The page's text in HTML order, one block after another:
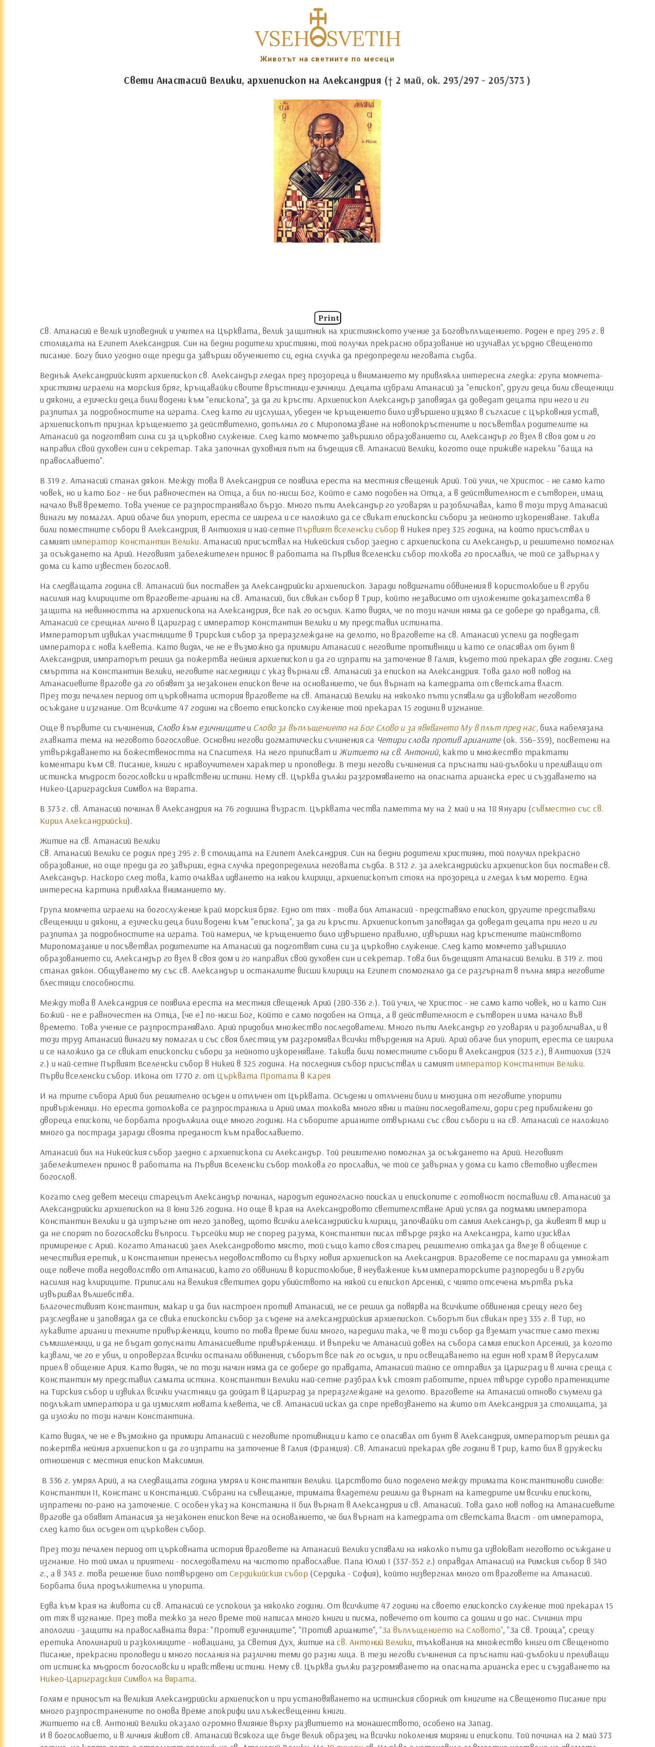
Животът на светиите по месеци
Свети Анастасий Велики, архиепископ на Александрия († 2 май, ок. 293/297 - 205/373 )
Print
Св. Атанасий е велик изповедник и учител на Църквата, велик защитник на християнското учение за Боговъплъщението. Роден е през 295 г. в
столицата на Египет Александрия. Син на бедни родители християни, той получил прекрасно образование но изучавал усърдно Свещеното
писание. Богу било угодно още преди да завърши обучението си, една случка да предопредели неговата съдба.
Веднъж Александрийският архиепископ св. Александър гледал през прозореца и вниманието му привлякла интересна гледка: група момчета-
християни играели на морския бряг, кръщавайки своите връстници-езичници. Децата избрали Атанасий за "епископ", други деца били свещеници
и дякони, а езически деца били водени към "епископа", за да ги кръсти. Архиепископ Александър заповядал да доведат децата при него и ги
разпитал за подробностите на играта. След като ги изслушал, убеден че кръщението било извършено изцяло в съгласие с Църковния устав,
архиепископът признал кръщението за действително, допълнил го с Миропомазване на новопокръстените и посъветвал родителите на
Атанасий да подготвят сина си за църковно служение. След като момчето завършило образованието си, Александър го взел в своя дом и го
направил свой духовен син и секретар. Така започнал духовния път на бъдещия св. Атанасий Велики, когото още приживе нарекли "баща на
православието".
В 319 г. Атанасий станал дякон. Между това в Александрия се появила ереста на местния свещеник Арий. Той учил, че Христос - не само като
човек, но и като Бог - не бил равночестен на Отца, а бил по-нисш Бог, Който е само подобен на Отца, а в действителност е сътворен, имащ
начало във времето. Това учение се разпространявало бързо. Много пъти Александър го уговарял и разобличавал, като в този труд Атанасий
винаги му помагал. Арий обаче бил упорит, ереста се ширела и се наложило да се свикат епископски събори за нейното изкореняване. Такива
били поместните събори в Александрия, в Антиохия и най-сетне Първият вселенски събор в Никея през 325 година, на който присъствал и
самият император Константин Велики. Атанасий присъствал на Никейския събор заедно с архиепископа си Александър, и решително помогнал
за осъждането на Арий. Неговият забележителен принос в работата на Първия вселенски събор толкова го прославил, че той се завърнал у
дома си като известен богослов.
На следващата година св. Атанасий бил поставен за Александрийски архиепископ. Заради повдигнати обвинения в користолюбие и в груби
насилия над клириците от враговете-ариани на св. Атанасий, бил свикан събор в Трир, който независимо от изложените доказателства в
защита на невинността на архиепископа на Александрия, все пак го осъдил. Като видял, че по този начин няма да се добере до правдата, св.
Атанасий се срещнал лично в Цариград с император Константин Велики и му представил истината.
Императорът извикал участниците в Трирския събор за преразглеждане на делото, но враговете на св. Атанасий успели да подведат
императора с нова клевета. Като видял, че не е възможно да примири Атанасий с неговите противници и като се опасявал от бунт в
Александрия, импраторът решил да пожертва нейния архиепископ и да го изпрати на заточение в Галия, където той прекарал две години. След
смъртта на Константин Велики, неговите наследници с указ върнали св. Атанасий за епископ на Александрия. Това дало нов повод на
Атанасиевите врагове да го обявят за незаконен епископ вече на основанието, че бил върнат на катедрата от светската власт.
През този печален период от църковната история враговете на св. Атанасий Велики на няколко пъти успявали да извоюват неговото
осъждане и изгнание. От всичките 47 години на своето епископско служение той прекарал 15 години в изгнание.
Още в първите си съчинения, Слово към езичницитеи Слово за въплъщението на Бог Слово и за явяването Му в плът пред нас,била набелязана
главната тема на неговото богословие. Основни негови догматически съчинения са Четири слова против арианите (ок. 356–359), посветени на
утвърждаването на божествеността на Спасителя. На него приписват и Житието на св. Антоний, както и множество трактати
коментари към Св. Писание, книги с нравоучителен характер и проповеди. В тези негови съчинения са пръснати най-дълбоки и преливащи от
истинска мъдрост богословски и нравствени истини. Нему св. Църква дължи разгромяването на опасната арианска ерес и създаването на
Никео-Цариградския Символ на Вярата.
В 373 г. св. Атанасий починал в Александрия на 76 годишна възраст. Църквата чества паметта му на 2 май и на 18 Януари (съвместно със св.
Кирил Александрийски).
Житие на св. Атанасий Велики
Св. Атанасий Велики се родил през 295 г. в столицата на Египет Александрия. Син на бедни родители християни, той получил прекрасно
образование, но още преди да го завърши, една случка предопределила неговата съдба. В 312 г. за александрийски архиепископ бил поставен св.
Александър. Наскоро след това, като очаквал идването на някои клирици, архиепископът стоял на прозореца и гледал към морето. Една
интересна картина привлякла вниманието му.
Група момчета играели на богослужение край морския бряг. Едно от тях - това бил Атанасий - представяло епископ, другите представяли
свещеници и дякони, а езически деца били водени към "епископа", за да ги кръсти. Архиепископът заповядал да доведат децата при него и ги
разпитал за подробностите на играта. Той намерил, че кръщението било извършено правилно, извършил над кръстените тайнството
Миропомазание и посъветвал родителите на Атанасий да подготвят сина си за църковно служение. След като момчето завършило
образованието си, Александър го взел в своя дом и го направил свой духовен син и секретар. Това бил бъдещият Атанасий Велики. В 319 г. той
станал дякон. Общуването му със св. Александър и останалите висши клирици на Египет спомогнало да се разгърнат в пълна мяра неговите
блестящи способности.
Между това в Александрия се появила ереста на местния свещеник Арий (280-336 г.). Той учил, че Христос - не само като човек, но и като Син
Божий - не е равночестен на Отца, [че е] по-нисш Бог, Който е само подобен на Отца, а в действителност е сътворен и има начало във
времето. Това учение се разпространявало. Арий придобил множество последователи. Много пъти Александър го уговарял и разобличавал, и в
този труд Атанасий винаги му помагал и със своя блестящ ум разгромявал всички твърдения на Арий. Арий обаче бил упорит, ереста се ширила
и се наложило да се свикат епископски събори за нейното изкореняване. Такива били поместните събори в Александрия (323 г.), в Антиохия (324
г.) и най-сетне Първият Вселенски събор в Никей в 325 година. На последния събор присъствал и самиятимператор Константин Велики.
Първи вселенски събор. Икона от 1770 г. от Църквата Протата в Карея
И на трите събора Арий бил решително осъден и отлъчен от Църквата. Осъдени и отлъчени били и мнозина от неговите упорити
привърженици. Но ереста дотолкова се разпространила и Арий имал толкова много явни и тайни последователи, дори сред приближени до
двореца епископи, че борбата продължила още много години. На съборите арианите отвърнали със свои събори и на св. Атанасий се наложило
много да пострада заради своята преданост към православието.
Атанасий бил на Никейския събор заедно с архиепископа си Александър. Той решително помогнал за осъждането на Арий. Неговият
забележителен принос в работата на Първия Вселенски събор толкова го прославил, че той се завърнал у дома си като световно известен
богослов.
Когато след девет месеци старецът Александър починал, народът единогласно поискал и епископите с готовност поставили св. Атанасий за
Александрийски архиепископ на 8 юни 326 година. Но още в края на Александровото светителстване Арий успял да подмами императора
Константин Велики и да изтръгне от него заповед, щото всички александрийски клирици, започвайки от самия Александър, да живеят в мир и
да не спорят по богословски въпроси. Търсейки мир не според разума, Константин писал твърде рязко на Александра, като изисквал
примирение с Арий. Когато Атанасий заел Александровото място, той също като своя старец решително отказал да влезе в общение с
нечестивия еретик, и Константин пренесъл недоволството си върху новия архиепископ на Александрия. Враговете се постарали да умножат
още повече това недоволство от Атанасий, като го обвинили в користолюбие, в неуважение към императорските разпоредби и в груби
насилия над клириците. Приписали на великия светител дори убийството на някой си епископ Арсений, с чиято отсечена мъртва ръка
извършвал вълшебства.
Благочестивият Константин, макар и да бил настроен против Атанасий, не се решил да повярва на всичките обвинения срещу него без
разследване и заповядал да се свика епископски събор за съдене на александрийския архиепископ. Съборът бил свикан през 335 г. в Тир, но
лукавите ариани и техните привърженици, които по това време били много, наредили така, че в този събор да вземат участие само техни
съмишленици, и да не бъдат допуснати Атанасиевите привърженици. И въпреки че Атанасий довел на събора самия епископ Арсений, за когото
казвали, че го е убил, и опровергал всички останали обвинения, съборът все пак го осъдил, и при освещаването на един нов храм в Йерусалим
приел в общение Ария. Като видял, че по този начин няма да се добере до правдата, Атанасий тайно се отправил за Цариград и в лична среща с
Константин му представил самата истина. Константин Велики най-сетне разбрал кък стоят работите, приел твърде сурово пратениците
на Тирския събор и извикал всички участници да дойдат в Цариград за преразглеждане на делото. Враговете на Атанасий отново съумели да
подлъжат императора и да измислят новата клевета, че св. Атанасий искал да спре превозването на жито от Александрия за столицата, за
да изложи по този начин Константина.
Като видял, че не е възможно да примири Атанасий с неговите противници и като се опасявал от бунт в Александрия, императорът решил да
пожертва нейния архиепископ и да го изпрати на заточение в Галия (Франция). Св. Атанасий прекарал две години в Трир, като бил в дружески
отношения с местния епископ Максимин.
В 336 г. умрял Арий, а на следващата година умрял и Константин Велики. Царството било поделено между тримата Константинови синове:
Константин II, Констанс и Констанций. Събрани на съвещание, тримата владетели решили да върнат на катедрите им всички епископи,
изпратени по-рано на заточение. С особен указ на Констанина II бил върнат в Александрия и св. Атанасий. Това дало нов повод на Атанасиевите
врагове да обявят Атанасия за незаконен епископ вече на основанието, че бил върнат на катедрата от светската власт - от императора,
след като бил осъден от църковен събор.
През този печален период от църковната история враговете на Атанасий Велики успявали на няколко пъти да извоюват неговото осъждане и
изгнание. Но той имал и приятели - последователи на чистото православие. Папа Юлий I (337-352 г.) оправдал Атанасий на Римския събор в 340
г., а в 343 г. това решение било потвърдено от Сердикийския събор (Сердика - София), който низвергнал много от враговете на Атанасий.
Борбата била продължителна и упорита.
Едва към края на живота си св. Атанасий се успокоил за няколко години. От всичките 47 години на своето епископско служение той прекарал 15
от тях в изгнание. През това тежко за него време той написал много книги и писма, повечето от които са дошли и до нас. Съчинил три
апологии - защити на православната вяра: "Против езичниците", "Против арианите", "За въплъщението на Словото", "За Св. Троица", срещу
еретика Аполинарий и разколниците - новациани, за Светия Дух, житие насв. Антоний Велики, тълкования на множество книги от Свещеното
Писание, прекрасни проповеди и много послания на различни теми до разни лица. В тези негови съчинения са пръснати най-дълбоки и преливащи
от истинска мъдрост богословски и нравствени истини. Нему св. Църква дължи разгромяването на опасната арианска ерес и създаването на
Никео-Цариградския Символ на вярата.
Голям е приносът на великия Александрийски архиепископ и при установяването на истинския сборник от книгите на Свещеното Писание при
много разпространените по онова време апокрифи или лъжесвещенни книги.
Житието на св. Антоний Велики оказало огромно влияние върху развитието на монашеството, особено на Запад.
И в богословието, и в личния живот св. Атанасий всякога ще бъде велик образец на всички поколения миряни и епископи. Той починал на 2 май 373